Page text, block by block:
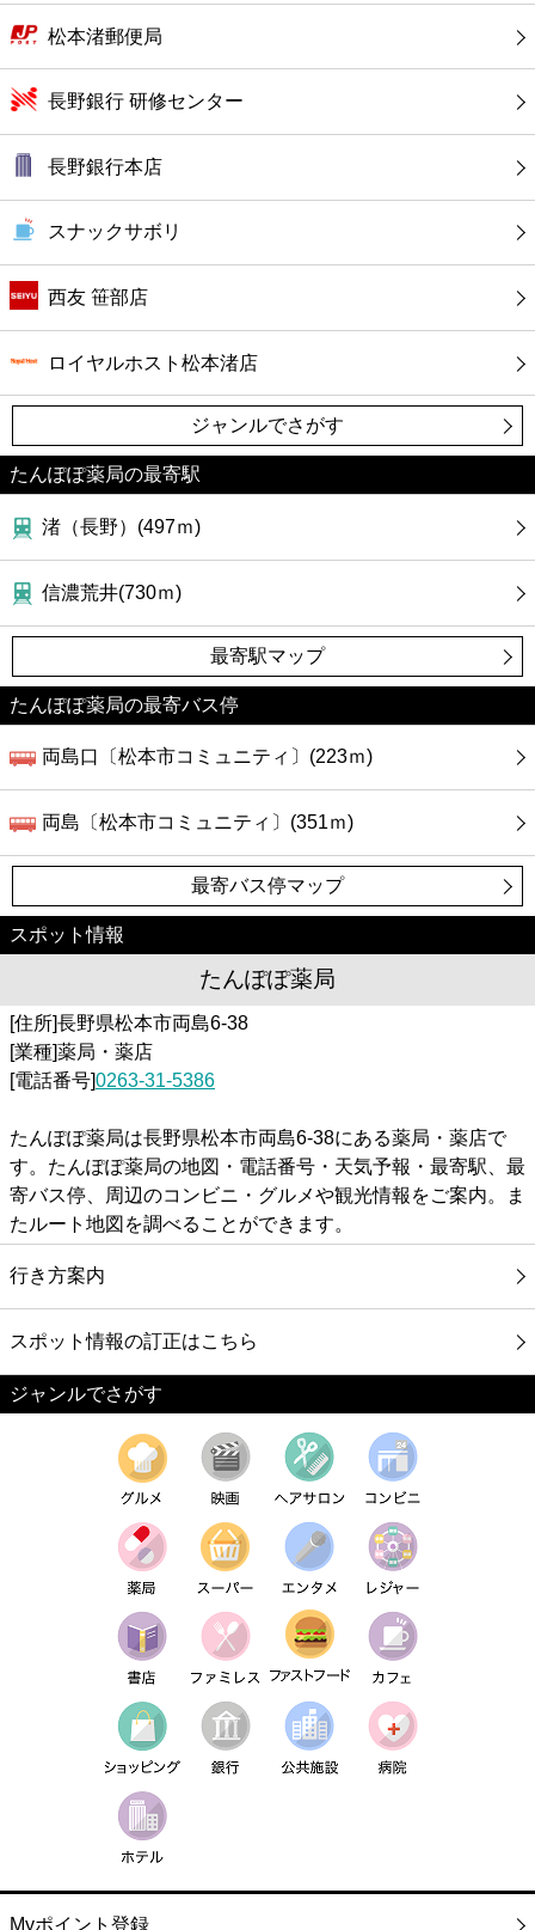
ホテル
松本渚郵便局
長野銀行 研修センター
長野銀行本店
スナックサボリ
西友 笹部店
ロイヤルホスト松本渚店
ジャンルでさがす
たんぽぽ薬局の最寄駅
渚（長野）(497ｍ)
信濃荒井(730ｍ)
最寄駅マップ
たんぽぽ薬局の最寄バス停
両島口〔松本市コミュニティ〕(223ｍ)
両島〔松本市コミュニティ〕(351ｍ)
最寄バス停マップ
スポット情報
たんぽぽ薬局
[住所]長野県松本市両島6-38
[業種]薬局・薬店
[電話番号]0263-31-5386
たんぽぽ薬局は長野県松本市両島6-38にある薬局・薬店で
す。たんぽぽ薬局の地図・電話番号・天気予報・最寄駅、最
寄バス停、周辺のコンビニ・グルメや観光情報をご案内。ま
たルート地図を調べることができます。
行き方案内
スポット情報の訂正はこちら
ジャンルでさがす
Myポイント登録